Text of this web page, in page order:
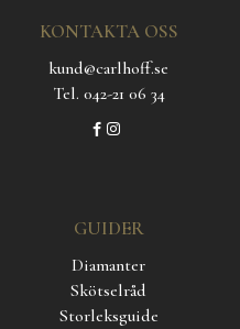
KONTAKTA OSS
kund@carlhoff.se
Tel. 042-21 06 34
GUIDER
Diamanter
Skötselråd
Storleksguide